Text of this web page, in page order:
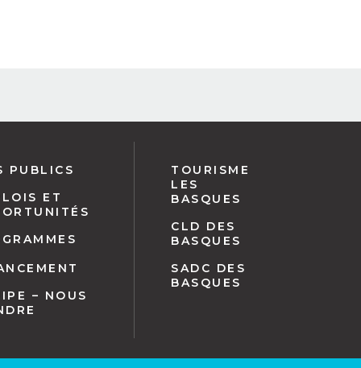
PUBLICS
ET
– NOUS
TOURISME
LES
BASQUES
CLD DES
BASQUES
SADC DES
BASQUES